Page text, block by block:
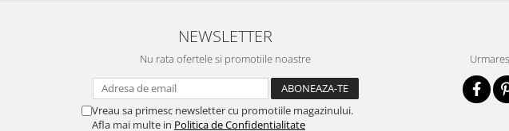
NEWSLETTER
Nu rata ofertele si promotiile noastre
Vreau sa primesc newsletter cu promotiile magazinului.
Afla mai multe in Politica de Confidentialitate